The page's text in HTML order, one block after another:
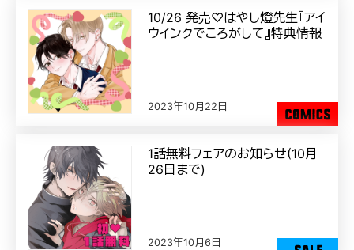
10/26 発売♡はやし燈先生『アイ
ウインクでころがして』特典情報
2023年10月22日
1話無料フェアのお知らせ(10月
26日まで)
2023年10月6日